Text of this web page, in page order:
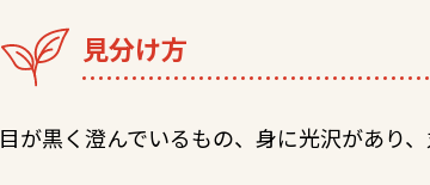
見分け方
目が黒く澄んでいるもの、身に光沢があり